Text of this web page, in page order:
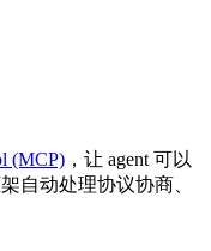
(MCP) ，让 agent 可以
自动处理协议协商、